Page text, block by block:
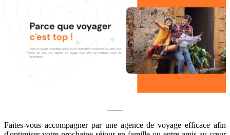
Faites-vous accompagner par une agence de voyage efficace afin